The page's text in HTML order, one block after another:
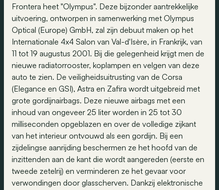
Frontera heet "Olympus". Deze bijzonder aantrekkelijke
uitvoering, ontworpen in samenwerking met Olympus
Optical (Europe) GmbH, zal zijn debuut maken op het
Internationale 4x4 Salon van Val-d'Isère, in Frankrijk, van
11 tot 19 augustus 2001. Bij die gelegenheid krijgt men de
nieuwe radiatorrooster, koplampen en velgen van deze
auto te zien. De veiligheidsuitrusting van de Corsa
(Elegance en GSI), Astra en Zafira wordt uitgebreid met
grote gordijnairbags. Deze nieuwe airbags met een
inhoud van ongeveer 25 liter worden in 25 tot 30
milliseconden opgeblazen en over de volledige zijkant
van het interieur ontvouwd als een gordijn. Bij een
zijdelingse aanrijding beschermen ze het hoofd van de
inzittenden aan de kant die wordt aangereden (eerste en
tweede zetelrij) en verminderen ze het gevaar voor
verwondingen door glasscherven. Dankzij elektronische